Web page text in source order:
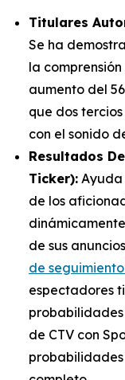
Titulares
Se ha
la
aumento del
que dos
con el sonido
Resultados
Ticker): Ayuda
de los
de sus
de
espectadores
de CTV con